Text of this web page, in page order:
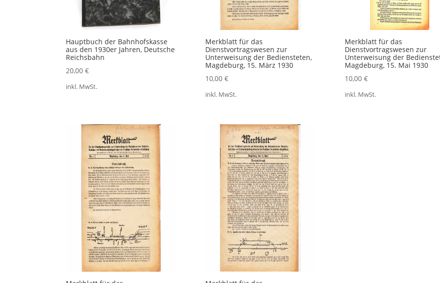
Hauptbuch der Bahnhofskasse
aus den 1930er Jahren, Deutsche
Reichsbahn
20,00€
inkl. MwSt.
Merkblatt für das
Dienstvortragswesen zur
Unterweisung der Bediensteten,
Magdeburg, 15. März 1930
10,00 €
inkl. MwSt.
Merkblatt für das
Dienstvortragswesen zur
Unterweisung der
Magdeburg, 15. Mai 1930
10,00 €
inkl. MwSt.